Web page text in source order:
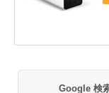
Google 検